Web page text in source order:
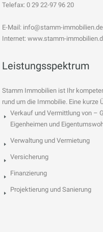
Telefax: 0 29 22-97 96 20
E-Mail: info@stamm-immobilien.de
Internet: www.stamm-
Leistungsspektrum
Stamm Immobilien ist Ihr
rund um die Immobilie. Eine kurze
Verkauf und Vermittlung von –
Eigenheimen und
Verwaltung und Vermietung
Versicherung
Finanzierung
Projektierung und Sanierung